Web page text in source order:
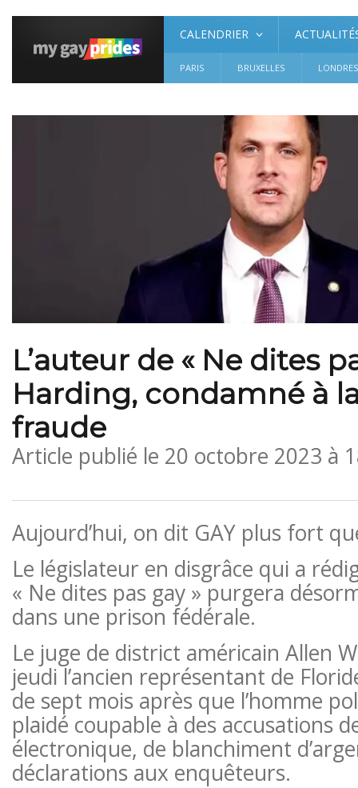
CALENDRIER
PARIS BRUXELLES LONDRES
L’auteur de « Ne dites
Harding, condamné à
fraude
Article publié le 20 octobre 2023 à
Aujourd’hui, on dit GAY plus fort
Le législateur en disgrâce qui a
« Ne dites pas gay » purgera
dans une prison fédérale.
Le juge de district américain Allen
jeudi l’ancien représentant de
de sept mois après que l’homme
plaidé coupable à des accusations
électronique, de blanchiment
déclarations aux enquêteurs.